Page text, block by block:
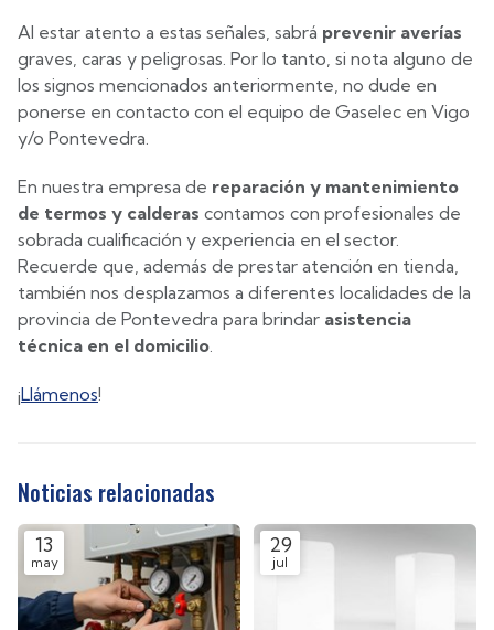
Al estar atento a estas señales, sabrá prevenir averías
graves, caras y peligrosas. Por lo tanto, si nota alguno de
los signos mencionados anteriormente, no dude en
ponerse en contacto con el equipo de Gaselec en Vigo
y/o Pontevedra.
En nuestra empresa de reparación y mantenimiento
de termos y calderas contamos con profesionales de
sobrada cualificación y experiencia en el sector.
Recuerde que, además de prestar atención en tienda,
también nos desplazamos a diferentes localidades de la
provincia de Pontevedra para brindar asistencia
técnica en el domicilio.
¡Llámenos!
Noticias relacionadas
13
may
29
jul